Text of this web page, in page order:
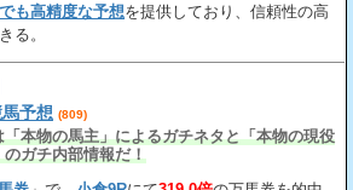
も高精度な予想を提供しており、信頼性の高
る。
予想 (809)
「本物の馬主」によるガチネタと「本物の現役
のガチ内部情報だ！